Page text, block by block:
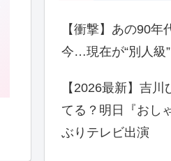
【衝撃】あの90
今…現在が“別人級
【2026最新】吉
てる？明日『おし
ぶりテレビ出演